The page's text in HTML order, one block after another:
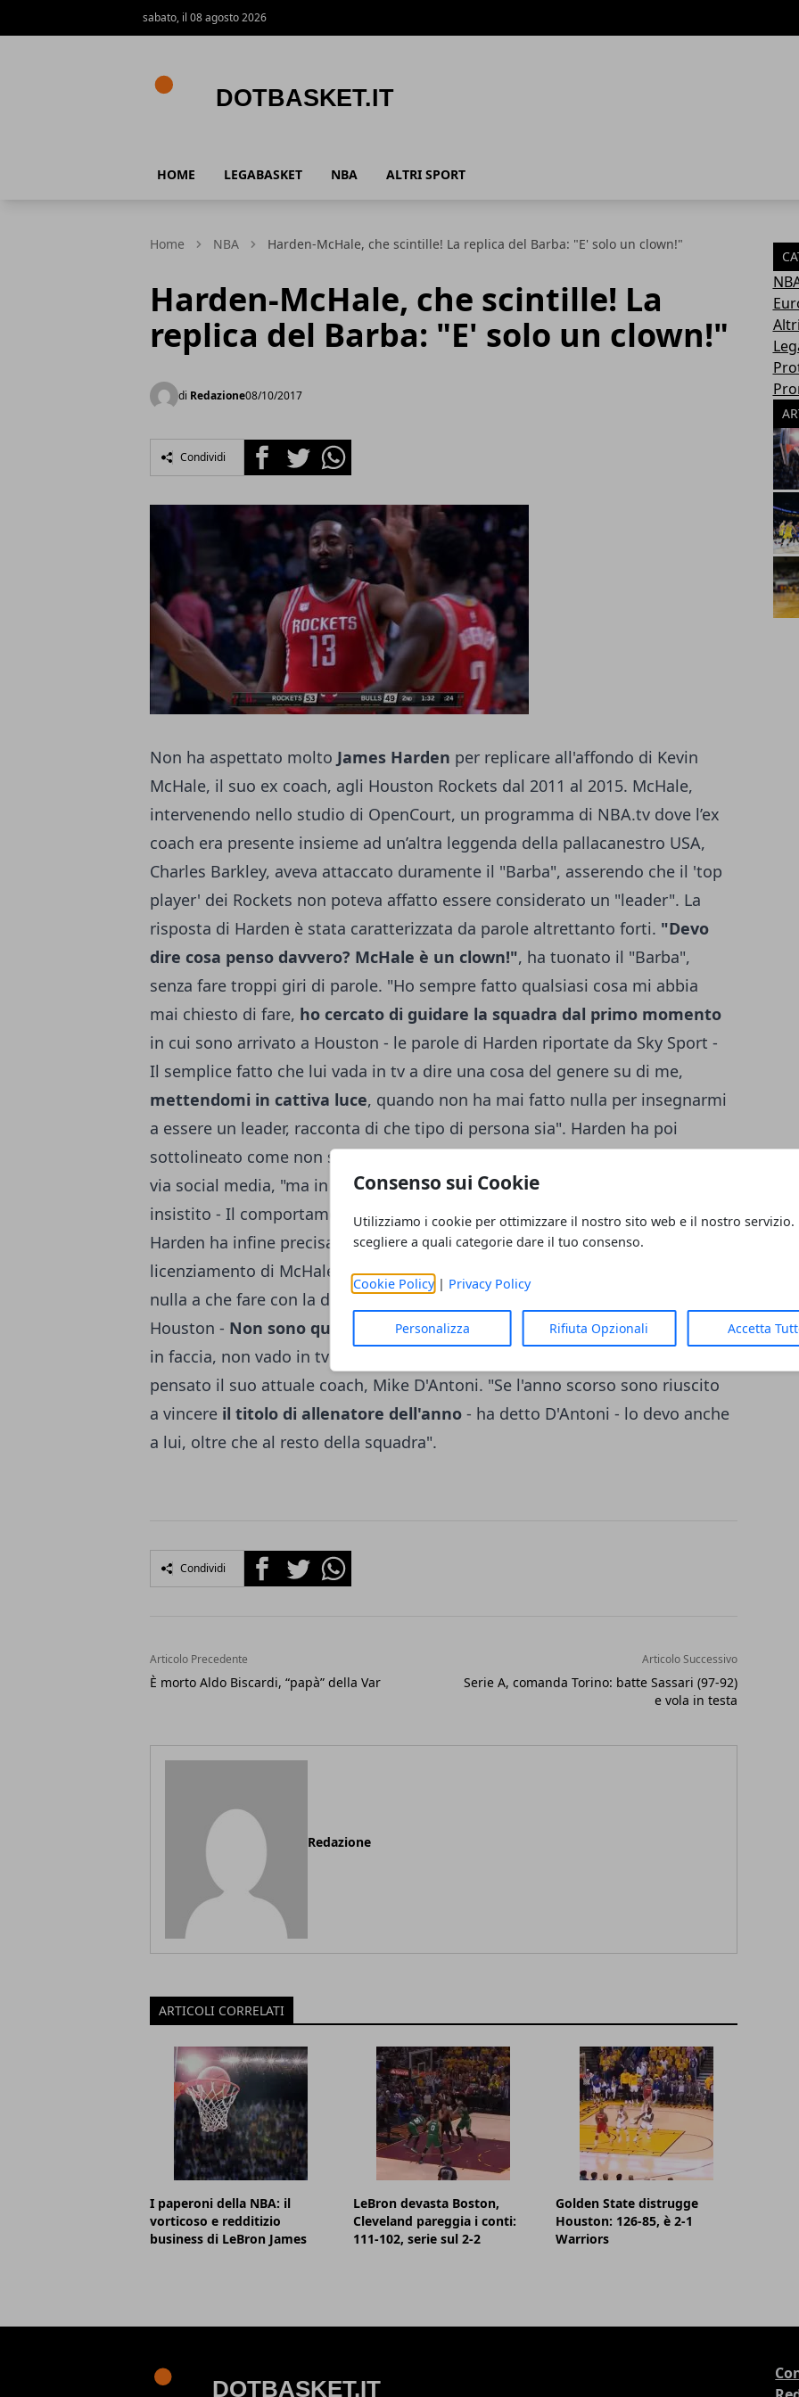
Consenso sui Cookie
Utilizziamo i cookie per ottimizzare il nostro sito web e il nostro servizio.
scegliere a quali categorie dare il tuo consenso.
Cookie Policy| Privacy Policy
Personalizza Rifiuta Opzionali Accetta
sabato, il 08 agosto 2026
HOME LEGABASKET NBA ALTRI SPORT
Home NBA Harden-McHale, che scintille! La replica del Barba: "E' solo un clown!"
Harden-McHale, che scintille! La
replica del Barba: "E' solo un clown!"
di Redazione08/10/2017
Condividi FacebookTwitterWhatsapp
Non ha aspettato molto James Harden per replicare all'affondo di Kevin
McHale, il suo ex coach, agli Houston Rockets dal 2011 al 2015. McHale,
intervenendo nello studio di OpenCourt, un programma di NBA.tv dove l’ex
coach era presente insieme ad un’altra leggenda della pallacanestro USA,
Charles Barkley, aveva attaccato duramente il "Barba", asserendo che il 'top
player' dei Rockets non poteva affatto essere considerato un "leader". La
risposta di Harden è stata caratterizzata da parole altrettanto forti. "Devo
dire cosa penso davvero? McHale è un clown!", ha tuonato il "Barba",
senza fare troppi giri di parole. "Ho sempre fatto qualsiasi cosa mi abbia
mai chiesto di fare, ho cercato di guidare la squadra dal primo momento
in cui sono arrivato a Houston - le parole di Harden riportate da Sky Sport -
Il semplice fatto che lui vada in tv a dire una cosa del genere su di me,
mettendomi in cattiva luce, quando non ha mai fatto nulla per insegnarmi
a essere un leader, racconta di che tipo di persona sia". Harden ha poi
sottolineato come non sia di suo gradimento rispondere a certe polemiche
via social media, "ma in questo caso devo difendere il mio nome - ha
insistito - Il comportamento di McHale dimostra che tipo di persona è".
Harden ha infine precisato che lui non c'entra assolutamente nulla nel
licenziamento di McHale, giunto all'inizio della stagione 2015-2016: "Non ho
nulla a che fare con la decisione della società - ha ribadito il top player di
Houston - Non sono questo tipo di persona.
Se ho da dire qualcosa, la dico
in faccia, non vado in tv". A prendere le difese di James Harden ci ha
pensato il suo attuale coach, Mike D'Antoni. "Se l'anno scorso sono riuscito
a vincere il titolo di allenatore dell'anno - ha detto D'Antoni - lo devo anche
a lui, oltre che al resto della squadra".
Condividi FacebookTwitterWhatsapp
Articolo Precedente
È morto Aldo Biscardi, “papà” della Var
Articolo Successivo
Serie A, comanda Torino: batte Sassari (97-92)
e vola in testa
Redazione
ARTICOLI CORRELATI
I paperoni della NBA: il
vorticoso e redditizio
business di LeBron James
LeBron devasta Boston,
Cleveland pareggia i conti:
111-102, serie sul 2-2
Golden State distrugge
Houston: 126-85, è 2-1
Warriors